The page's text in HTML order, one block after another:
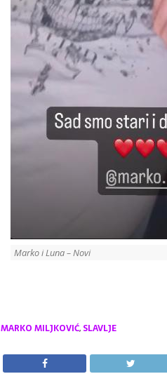
Marko i Luna – Novi
MARKO MILJKOVIĆ, SLAVLJE